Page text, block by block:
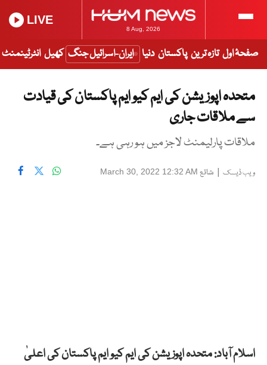
8 Aug, 2026
LIVE
صفحۂ اول تازہ ترین پاکستان دنیا ایران-اسرائیل جنگ کھیل انٹرٹینمنٹ
متحدہ اپوزیشن کی ایم کیو ایم پاکستان کی قیادت
سے ملاقات جاری
ملاقات پارلیمنٹ لاجز میں ہو رہی ہے۔
ویب ڈیسک | شائع March 30, 2022 12:32 AM
اسلام آباد: متحدہ اپوزیشن کی ایم کیو ایم پاکستان کی اعلیٰ